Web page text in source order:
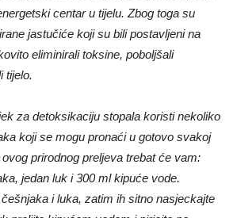
centar u tijelu. Zbog toga su
jastučiće koji su bili postavljeni na
eliminirali toksine, poboljšali
tijelo.
za detoksikaciju stopala koristi nekoliko
koji se mogu pronaći u gotovo svakoj
prirodnog preljeva trebat će vam:
jedan luk i 300 ml kipuće vode.
i luka, zatim ih sitno nasjeckajte